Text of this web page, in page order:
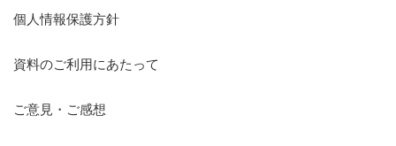
個人情報保護方針
資料のご利用にあたって
ご意見・ご感想